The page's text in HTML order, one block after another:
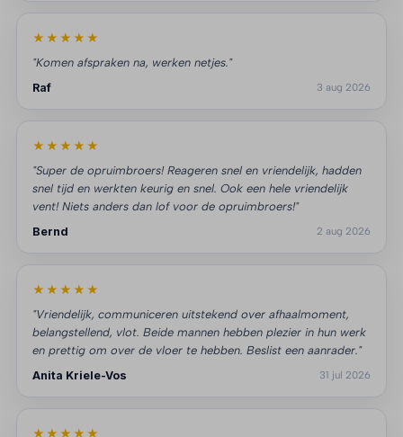
★★★★★
"Komen afspraken na, werken netjes."
Raf
3 aug 2026
★★★★★
"Super de opruimbroers! Reageren snel en vriendelijk, hadden
snel tijd en werkten keurig en snel. Ook een hele vriendelijk
vent! Niets anders dan lof voor de opruimbroers!"
Bernd
2 aug 2026
★★★★★
"Vriendelijk, communiceren uitstekend over afhaalmoment,
belangstellend, vlot. Beide mannen hebben plezier in hun werk
en prettig om over de vloer te hebben. Beslist een aanrader."
Anita Kriele-Vos
31 jul 2026
★★★★★